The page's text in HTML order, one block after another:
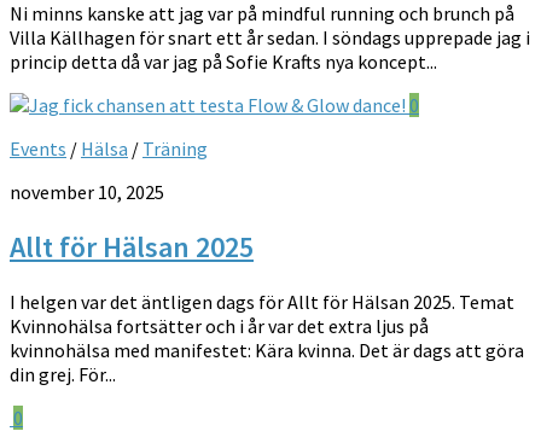
Ni minns kanske att jag var på mindful running och brunch på
Villa Källhagen för snart ett år sedan. I söndags upprepade jag i
princip detta då var jag på Sofie Krafts nya koncept...
0
Events / Hälsa / Träning
november 10, 2025
Allt för Hälsan 2025
I helgen var det äntligen dags för Allt för Hälsan 2025. Temat
Kvinnohälsa fortsätter och i år var det extra ljus på
kvinnohälsa med manifestet: Kära kvinna. Det är dags att göra
din grej. För...
0